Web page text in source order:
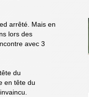
arrêté. Mais en
lors des
avec 3
du
en tête du